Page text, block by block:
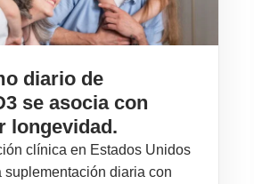
diario de
se asocia con
longevidad.
clínica en Estados Unidos
suplementación diaria con